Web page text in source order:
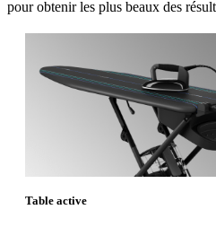
pour obtenir les plus beaux des
Table active